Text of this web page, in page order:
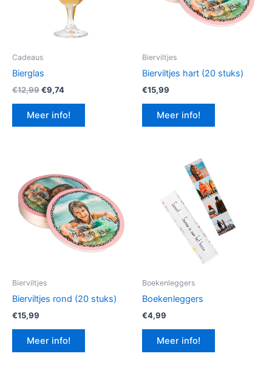
Cadeaus
Bierglas
€12,99Oorspronkelijke
was:
€12,99.
€9,74Huidige
is:
€9,74.
Meer info!
Bierviltjes
Bierviltjes hart (20 stuks)
€15,99
Meer info!
Bierviltjes
Bierviltjes rond (20 stuks)
€15,99
Meer info!
Boekenleggers
Boekenleggers
€4,99
Meer info!